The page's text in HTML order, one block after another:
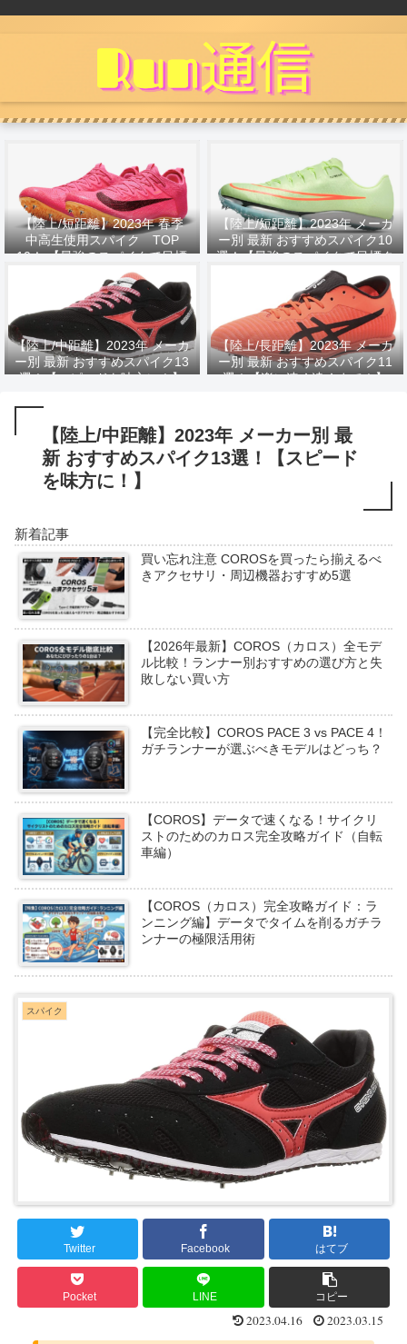
【陸上/短距離】2023年 春季
中高生使用スパイク TOP
10！ 【最強のスパイクで目標
タイムへ！】
【陸上/短距離】2023年 メーカ
ー別 最新 おすすめスパイク10
選！【最強のスパイクで目標タ
イムへ！】
【陸上/中距離】2023年 メーカ
ー別 最新 おすすめスパイク13
選！【スピードを味方に！】
【陸上/長距離】2023年 メーカ
ー別 最新 おすすめスパイク11
選！【楽に速く遠くまで！】
【陸上/中距離】2023年 メーカー別 最
新 おすすめスパイク13選！【スピード
を味方に！】
新着記事
買い忘れ注意 COROSを買ったら揃えるべ
きアクセサリ・周辺機器おすすめ5選
【2026年最新】COROS（カロス）全モデ
ル比較！ランナー別おすすめの選び方と失
敗しない買い方
【完全比較】COROS PACE 3 vs PACE 4！
ガチランナーが選ぶべきモデルはどっち？
【COROS】データで速くなる！サイクリ
ストのためのカロス完全攻略ガイド（自転
車編）
【COROS（カロス）完全攻略ガイド：ラ
ンニング編】データでタイムを削るガチラ
ンナーの極限活用術
スパイク
Twitter Facebook はてブ
Pocket LINE コピー
2023.04.16 2023.03.15